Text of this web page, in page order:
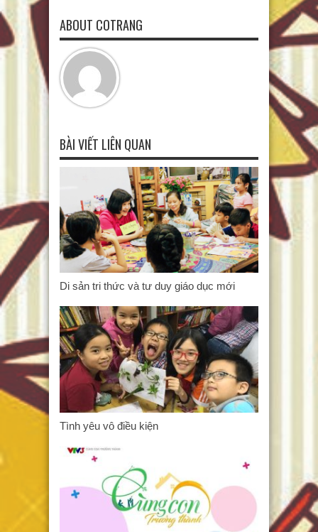
ABOUT COTRANG
BÀI VIẾT LIÊN QUAN
Di sản tri thức và tư duy giáo dục mới
Tình yêu vô điều kiện